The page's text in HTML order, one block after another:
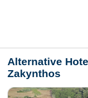
Alternative
Zakynthos